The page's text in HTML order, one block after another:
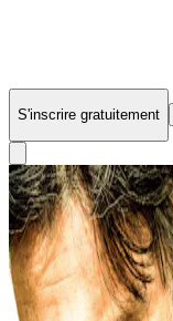
S'inscrire gratuitement